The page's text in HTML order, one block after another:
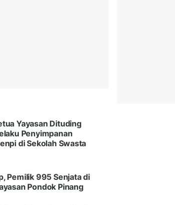
Yayasan Dituding
Penyimpanan
di Sekolah Swasta
Pemilik 995 Senjata di
Pondok Pinang